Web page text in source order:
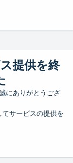
提供を終
にありがとうござ
サービスの提供を